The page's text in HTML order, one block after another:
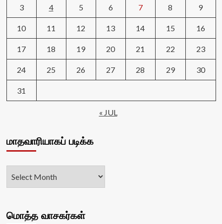
3 4 5 6 7 8 9
10 11 12 13 14 15 16
17 18 19 20 21 22 23
24 25 26 27 28 29 30
31
« JUL
மாதவாரியாகப் படிக்க
மொத்த வாசகர்கள்